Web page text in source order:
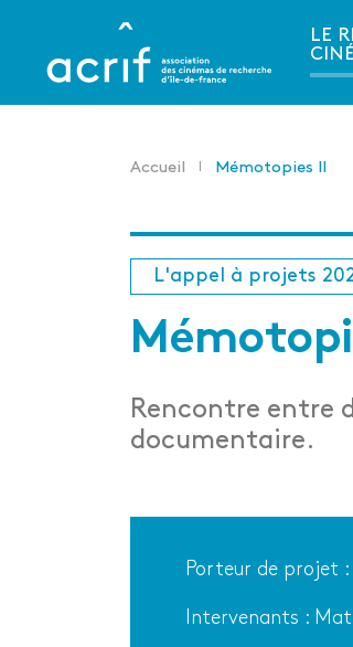
contenu
LE
Accueil Mémotopies II
L'appel à projets
Rencontre entre
documentaire.
Porteur de projet :
Intervenants :